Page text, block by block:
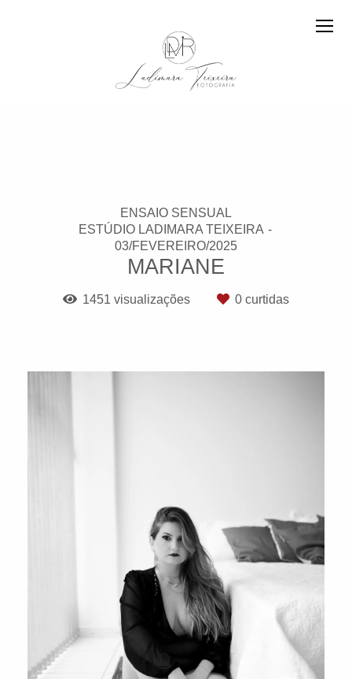
ENSAIO SENSUAL
ESTÚDIO LADIMARA TEIXEIRA
03/FEVEREIRO/2025
MARIANE
1451 visualizações 0 curtidas